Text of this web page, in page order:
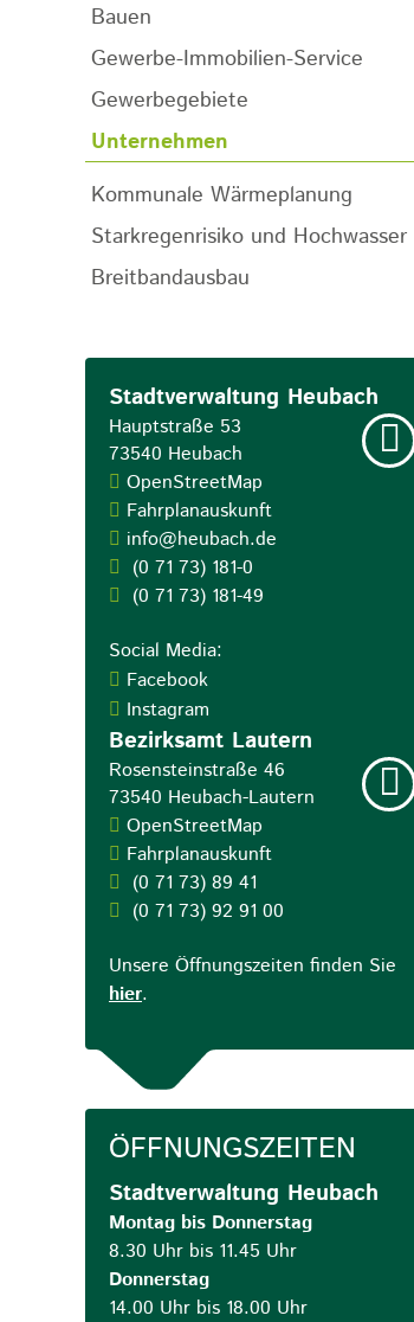
Bauen
Gewerbe-Immobilien-Service
Gewerbegebiete
Unternehmen
Kommunale Wärmeplanung
Starkregenrisiko und Hochwasser
Breitbandausbau
Stadtverwaltung Heubach
Hauptstraße 53
73540 Heubach
OpenStreetMap
Fahrplanauskunft
info@heubach.de
(0 71 73) 181-0
(0 71 73) 181-49
Social Media:
Facebook
Instagram
Bezirksamt Lautern
Rosensteinstraße 46
73540 Heubach-Lautern
OpenStreetMap
Fahrplanauskunft
(0 71 73) 89 41
(0 71 73) 92 91 00
Unsere Öffnungszeiten finden Sie
hier.
ÖFFNUNGSZEITEN
Stadtverwaltung Heubach
Montag bis Donnerstag
8.30 Uhr bis 11.45 Uhr
Donnerstag
14.00 Uhr bis 18.00 Uhr